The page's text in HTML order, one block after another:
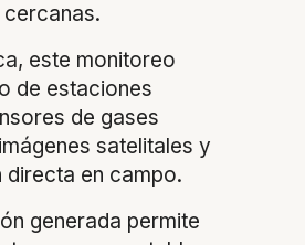
este monitoreo
de estaciones
de gases
satelitales y
en campo.
generada permite